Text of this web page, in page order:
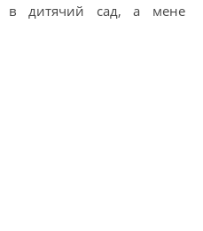
в дитячий сад, а мене